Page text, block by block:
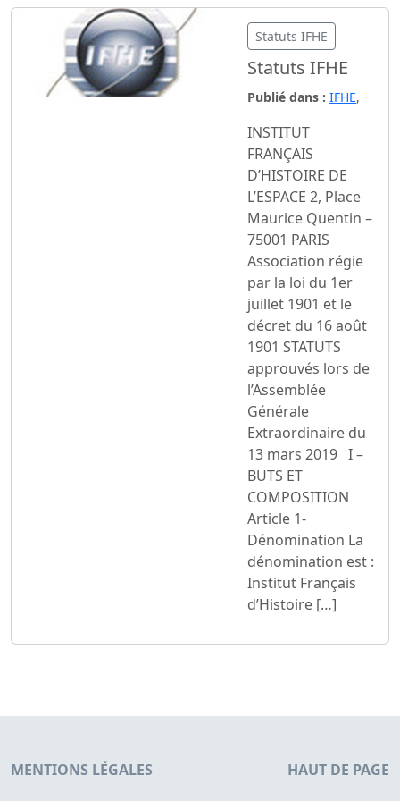
Statuts IFHE
Statuts IFHE
Publié dans : IFHE,
INSTITUT
FRANÇAIS
D’HISTOIRE DE
L’ESPACE 2, Place
Maurice Quentin –
75001 PARIS
Association régie
par la loi du 1er
juillet 1901 et le
décret du 16 août
1901 STATUTS
approuvés lors de
l’Assemblée
Générale
Extraordinaire du
13 mars 2019 I –
BUTS ET
COMPOSITION
Article 1-
Dénomination La
dénomination est :
Institut Français
d’Histoire […]
HAUT DE PAGE
MENTIONS LÉGALES